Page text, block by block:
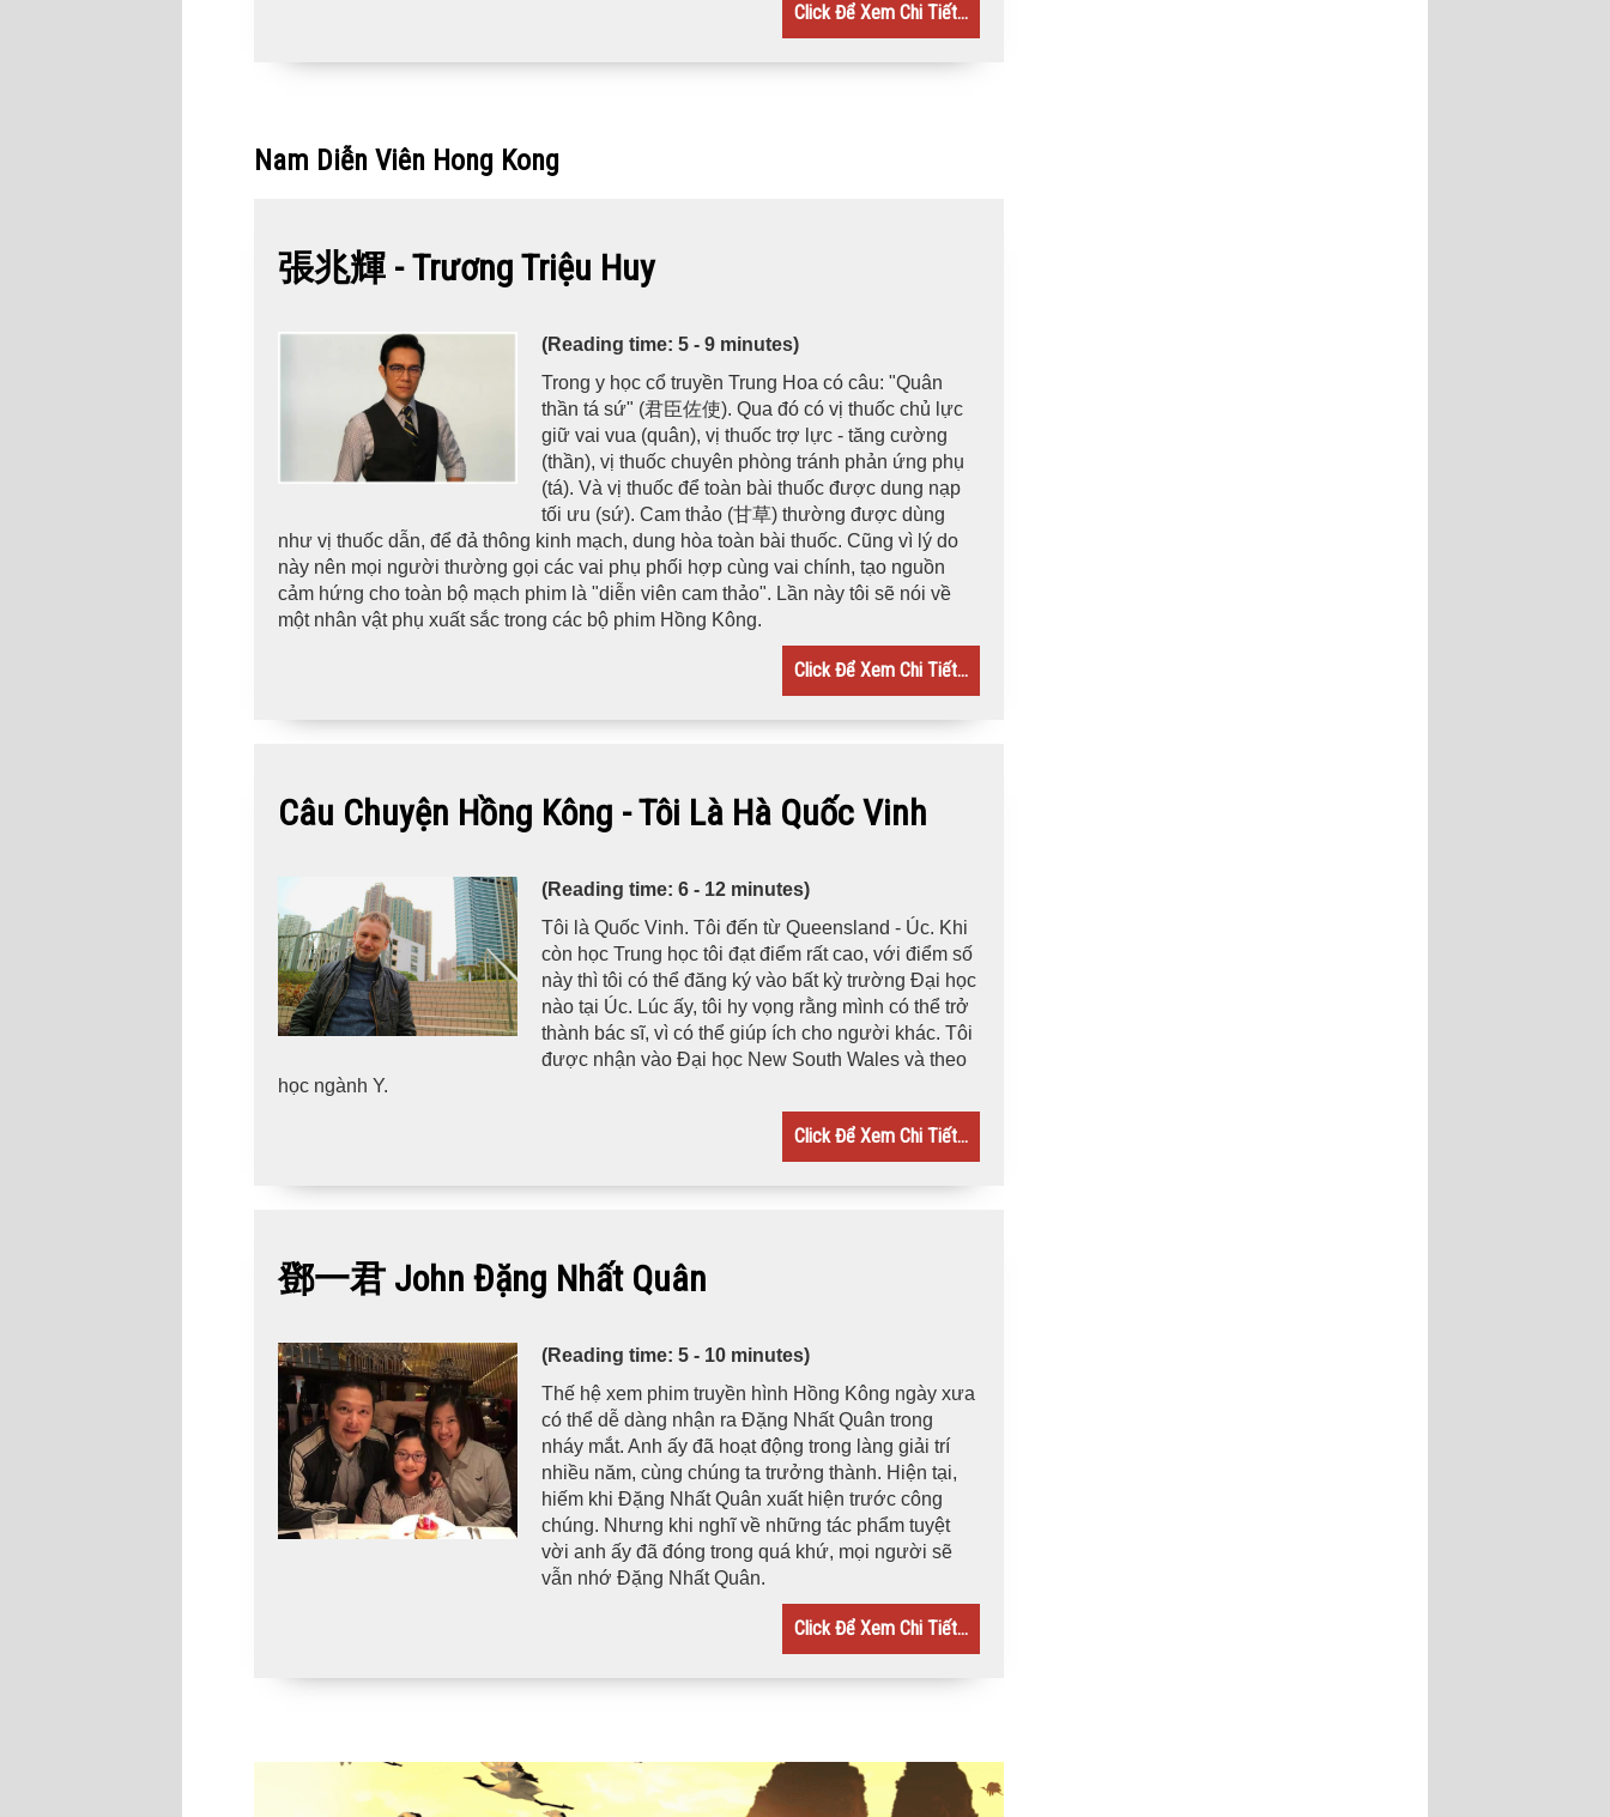
Click Để Xem Chi Tiết...
Nam Diễn Viên Hong Kong
張兆輝 - Trương Triệu Huy
(Reading time: 5 - 9 minutes)
Trong y học cổ truyền Trung Hoa có câu: "Quân
thần tá sứ" (君臣佐使). Qua đó có vị thuốc chủ lực
giữ vai vua (quân), vị thuốc trợ lực - tăng cường
(thần), vị thuốc chuyên phòng tránh phản ứng phụ
(tá). Và vị thuốc để toàn bài thuốc được dung nạp
tối ưu (sứ). Cam thảo (甘草) thường được dùng
như vị thuốc dẫn, để đả thông kinh mạch, dung hòa toàn bài thuốc. Cũng vì lý do
này nên mọi người thường gọi các vai phụ phối hợp cùng vai chính, tạo nguồn
cảm hứng cho toàn bộ mạch phim là "diễn viên cam thảo". Lần này tôi sẽ nói về
một nhân vật phụ xuất sắc trong các bộ phim Hồng Kông.
Click Để Xem Chi Tiết...
Câu Chuyện Hồng Kông - Tôi Là Hà Quốc Vinh
(Reading time: 6 - 12 minutes)
Tôi là Quốc Vinh. Tôi đến từ Queensland - Úc. Khi
còn học Trung học tôi đạt điểm rất cao, với điểm số
này thì tôi có thể đăng ký vào bất kỳ trường Đại học
nào tại Úc. Lúc ấy, tôi hy vọng rằng mình có thể trở
thành bác sĩ, vì có thể giúp ích cho người khác. Tôi
được nhận vào Đại học New South Wales và theo
học ngành Y.
Click Để Xem Chi Tiết...
鄧一君 John Đặng Nhất Quân
(Reading time: 5 - 10 minutes)
Thế hệ xem phim truyền hình Hồng Kông ngày xưa
có thể dễ dàng nhận ra Đặng Nhất Quân trong
nháy mắt. Anh ấy đã hoạt động trong làng giải trí
nhiều năm, cùng chúng ta trưởng thành. Hiện tại,
hiếm khi Đặng Nhất Quân xuất hiện trước công
chúng. Nhưng khi nghĩ về những tác phẩm tuyệt
vời anh ấy đã đóng trong quá khứ, mọi người sẽ
vẫn nhớ Đặng Nhất Quân.
Click Để Xem Chi Tiết...